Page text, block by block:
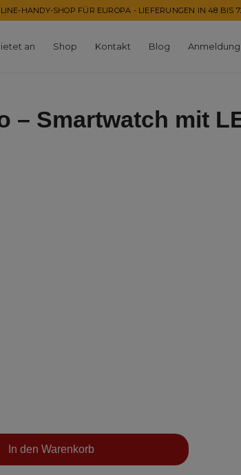
HANDY-SHOP FÜR EUROPA - LIEFERUNGEN IN 48 BIS
an Shop Kontakt Blog Anmeldung
– Smartwatch mit
In den Warenkorb